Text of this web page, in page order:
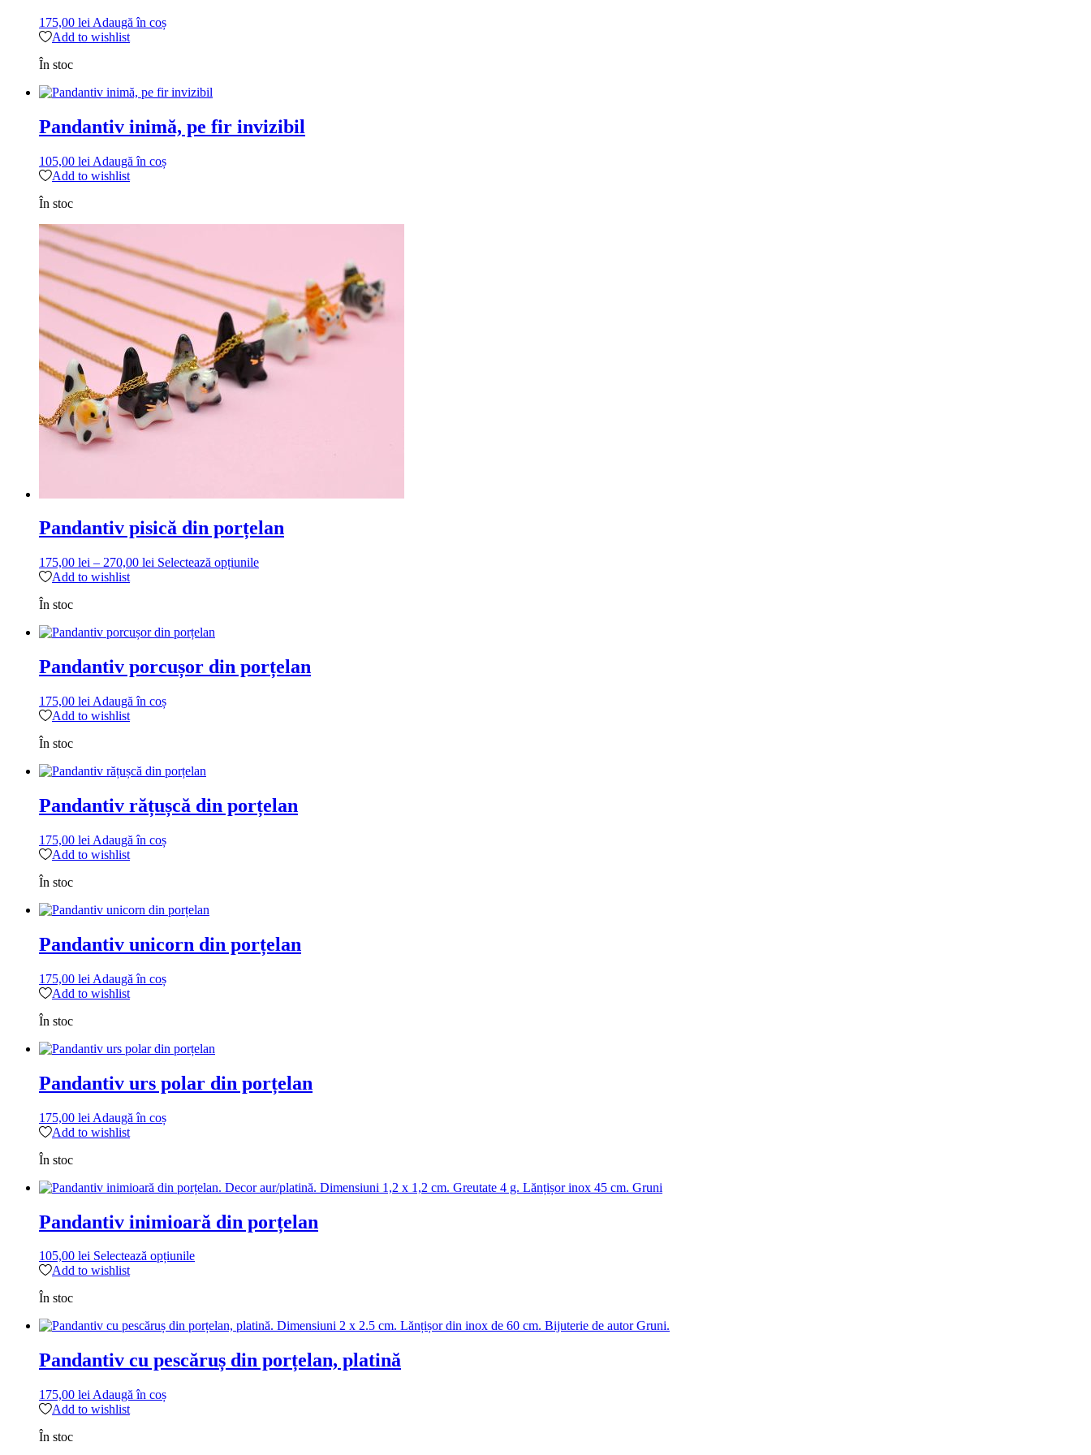
175,00 lei Adaugă în coș
Add to wishlist
În stoc
Pandantiv inimă, pe fir invizibil
105,00 lei Adaugă în coș
Add to wishlist
În stoc
Pandantiv pisică din porțelan
175,00 lei – 270,00 lei Interval
la
Selectează opțiunileAcest
pot
fi
Add to wishlist
În stoc
Pandantiv porcușor din porțelan
175,00 lei Adaugă în coș
Add to wishlist
În stoc
Pandantiv rățușcă din porțelan
175,00 lei Adaugă în coș
Add to wishlist
În stoc
Pandantiv unicorn din porțelan
175,00 lei Adaugă în coș
Add to wishlist
În stoc
Pandantiv urs polar din porțelan
175,00 lei Adaugă în coș
Add to wishlist
În stoc
Pandantiv inimioară din porțelan
105,00 lei Selectează opțiunileAcest
variații.
pot
fi
Add to wishlist
În stoc
Pandantiv cu pescăruș din porțelan, platină
175,00 lei Adaugă în coș
Add to wishlist
În stoc